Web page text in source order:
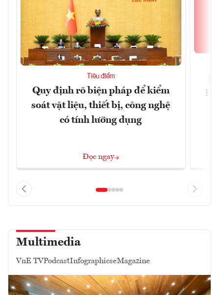
Tiêu điểm
Quy định rõ biện pháp để kiểm
soát vật liệu, thiết bị, công nghệ
có tính lưỡng dụng
Đọc ngay
Multimedia
VnE TVPodcastInfographicseMagazine